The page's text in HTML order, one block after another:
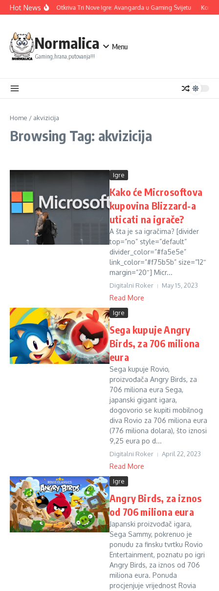
Skip to content
Hot NewsUbisoft Otkriva Tri Nove Igre: Avangarda u Gaming Svijetu
Normalica
Gaming,hrana,putovanja!!!
Menu
Home / akvizicija
Browsing Tag: akvizicija
Igre
Kako će Microsoftova
kupovina Blizzard-a
uticati na igrače?
A šta je sa igračima? [divider
top=”no” style=”default”
divider_color=”#fa5e5e”
link_color=”#f75b5b” size=”12″
margin=”20″] Micr...
Digitalni Roker May 15, 2023
Read More
Igre
Sega kupuje Angry
Birds, za 706 miliona
eura
Sega kupuje Rovio,
proizvođača Angry Birds, za
706 miliona eura Sega,
japanski gigant igara,
dogovorio se kupiti mobilnog
diva Rovio za 706 miliona eura
(776 miliona dolara), što iznosi
9,25 eura po d...
Digitalni Roker April 22, 2023
Read More
Igre
Angry Birds, za iznos
od 706 miliona eura
Japanski proizvođač igara,
Sega Sammy, pokrenuo je
ponudu za finsku tvrtku Rovio
Entertainment, poznatu po igri
Angry Birds, za iznos od 706
miliona eura. Ponuda
procjenjuje vrijednost Rovia